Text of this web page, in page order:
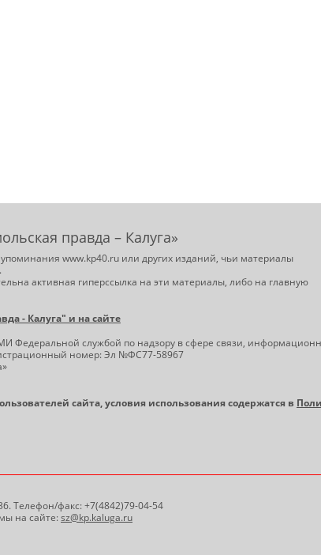
правда – Калуга»
www.kp40.ru или других изданий, чьи материалы
активная гиперссылка на эти материалы, либо на главную
- Калуга" и на сайте
Федеральной службой по надзору в сфере связи,
номер: Эл №ФС77-58967
сайта, условия использования содержатся в
Телефон/факс: +7(4842)79-04-54
на сайте:sz@kp.kaluga.ru